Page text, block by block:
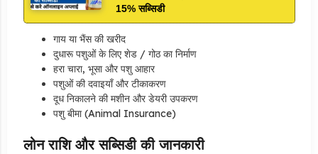
15% सब्सिडी
गाय या भैंस की खरीद
दुधारू पशुओं के लिए शेड / गोठ का निर्माण
हरा चारा, भूसा और पशु आहार
पशुओं की दवाइयाँ और टीकाकरण
दूध निकालने की मशीन और डेयरी उपकरण
पशु बीमा (Animal Insurance)
लोन राशि और सब्सिडी की जानकारी